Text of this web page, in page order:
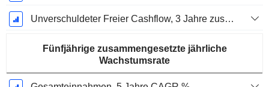
Unverschuldeter Freier Cashflow, 3 Jahre zusammengesetzte jährliche Wachstumsrate %
Fünfjährige zusammengesetzte jährliche
Wachstumsrate